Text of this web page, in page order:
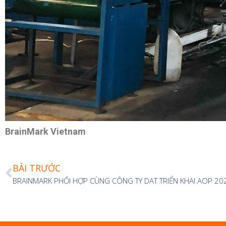
BrainMark Vietnam
BÀI TRƯỚC
BRAINMARK PHỐI HỢP CÙNG CÔNG TY DAT TRIỂN KHAI AOP